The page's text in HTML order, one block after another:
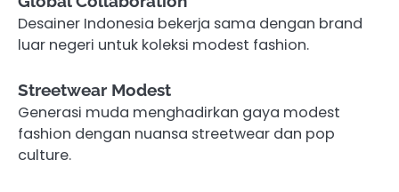
Desainer Indonesia bekerja sama dengan brand
luar negeri untuk koleksi modest fashion.
Streetwear Modest
Generasi muda menghadirkan gaya modest
fashion dengan nuansa streetwear dan pop
culture.